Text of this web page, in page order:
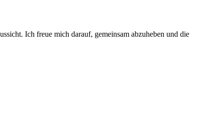
Ich freue mich darauf, gemeinsam abzuheben und die